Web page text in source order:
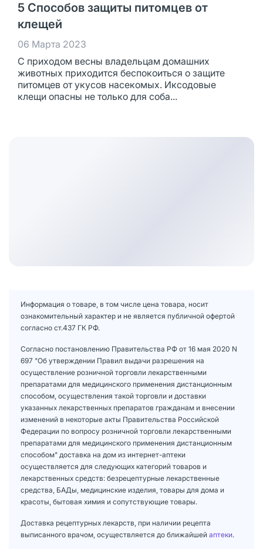
5 Способов защиты питомцев от
клещей
06 Марта 2023
С приходом весны владельцам домашних
животных приходится беспокоиться о защите
питомцев от укусов насекомых. Иксодовые
клещи опасны не только для соба...
Информация о товаре, в том числе цена товара, носит
ознакомительный характер и не является публичной офертой
согласно ст.437 ГК РФ.
Согласно постановлению Правительства РФ от 16 мая 2020 N
697 "Об утверждении Правил выдачи разрешения на
осуществление розничной торговли лекарственными
препаратами для медицинского применения дистанционным
способом, осуществления такой торговли и доставки
указанных лекарственных препаратов гражданам и внесении
изменений в некоторые акты Правительства Российской
Федерации по вопросу розничной торговли лекарственными
препаратами для медицинского применения дистанционным
способом" доставка на дом из интернет-аптеки
осуществляется для следующих категорий товаров и
лекарственных средств: безрецептурные лекарственные
средства, БАДы, медицинские изделия, товары для дома и
красоты, бытовая химия и сопутствующие товары.
Доставка рецептурных лекарств, при наличии рецепта
выписанного врачом, осуществляется до ближайшей аптеки.